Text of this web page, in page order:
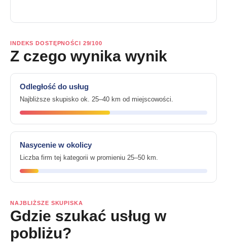
INDEKS DOSTĘPNOŚCI 29/100
Z czego wynika wynik
Odległość do usług
Najbliższe skupisko ok. 25–40 km od miejscowości.
Nasycenie w okolicy
Liczba firm tej kategorii w promieniu 25–50 km.
NAJBLIŻSZE SKUPISKA
Gdzie szukać usług w
pobliżu?